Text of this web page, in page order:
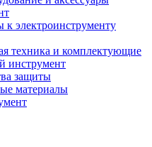
к электроинструменту
техника и комплектующие
инструмент
защиты
материалы